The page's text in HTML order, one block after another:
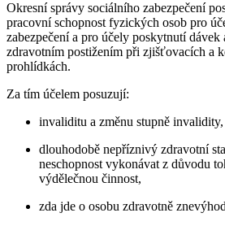
Okresní správy sociálního zabezpečení
pracovní schopnost fyzických osob pro
zabezpečení a pro účely poskytnutí dávek
zdravotním postižením při zjišťovacích a
prohlídkách.
Za tím účelem posuzují:
invaliditu a změnu stupně invalidity,
dlouhodobě nepříznivý zdravotní
neschopnost vykonávat z důvodu
výdělečnou činnost,
zda jde o osobu zdravotně